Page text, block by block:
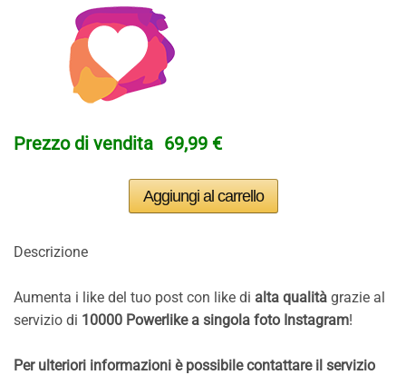
Prezzo di vendita 69,99 €
Descrizione
Aumenta i like del tuo post con like di alta qualità grazie al
servizio di 10000 Powerlike a singola foto Instagram!
Per ulteriori informazioni è possibile contattare il servizio